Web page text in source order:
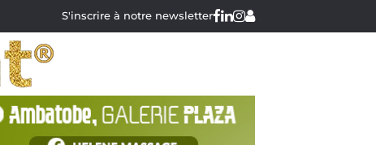
S'inscrire à notre newsletter
Qui sommes-nous ? Contacts